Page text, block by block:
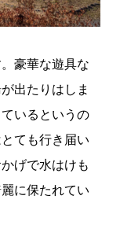
豪華な遊具な
出たりはしま
いるというの
ても行き届い
げで水はけも
に保たれてい